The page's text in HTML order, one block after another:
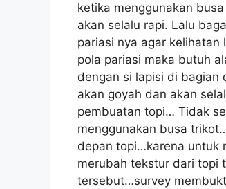
ketika menggunakan
akan selalu rapi. Lalu
pariasi nya agar
pola pariasi maka butuh
dengan si lapisi di bagian
akan goyah dan akan
pembuatan topi… Tidak
menggunakan busa
depan topi…karena untuk
merubah tekstur dari topi
tersebut…survey